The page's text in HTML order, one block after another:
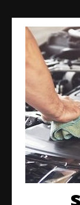
содержимому